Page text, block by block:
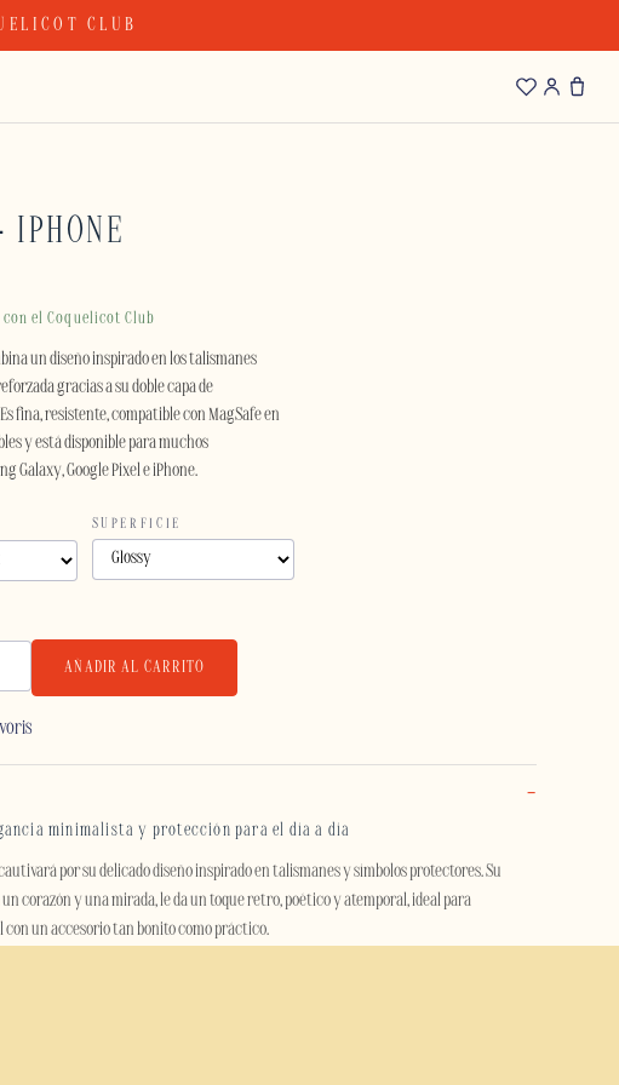
CLUB
IPHONE
el Coquelicot Club
un diseño inspirado en los talismanes
gracias a su doble capa de
fina, resistente, compatible con MagSafe en
y está disponible para muchos
Galaxy, Google Pixel e iPhone.
SUPERFICIE
AÑADIR AL CARRITO
minimalista y protección para el día a día
por su delicado diseño inspirado en talismanes y símbolos protectores. Su
corazón y una mirada, le da un toque retro, poético y atemporal, ideal para
un accesorio tan bonito como práctico.